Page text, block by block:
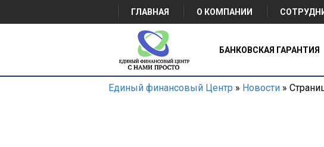
ГЛАВНАЯ О КОМПАНИИ
БАНКОВСКАЯ ГАРАНТИЯ
Единый финансовый Центр » Новости »